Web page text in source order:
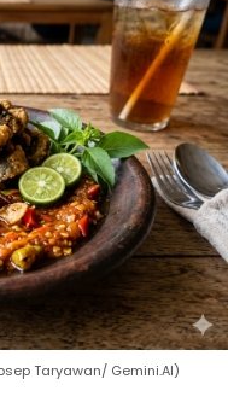
Taryawan/ Gemini.AI)